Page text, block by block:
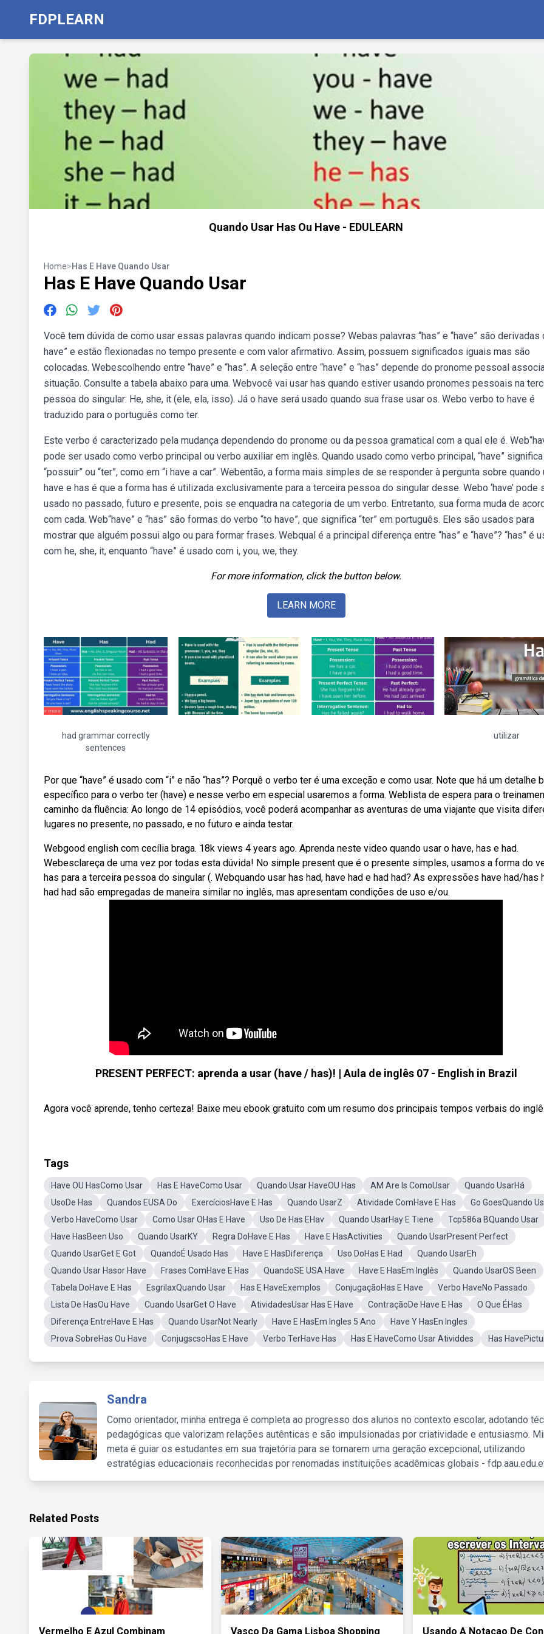
FDPLEARN
Quando Usar Has Ou Have - EDULEARN
Home>Has E Have Quando Usar
Has E Have Quando Usar
Você tem dúvida de como usar essas palavras quando indicam posse? Webas palavras “has” e “have” são derivadas
have” e estão flexionadas no tempo presente e com valor afirmativo. Assim, possuem significados iguais mas são
colocadas. Webescolhendo entre “have” e “has”. A seleção entre “have” e “has” depende do pronome pessoal
situação. Consulte a tabela abaixo para uma. Webvocê vai usar has quando estiver usando pronomes pessoais na
pessoa do singular: He, she, it (ele, ela, isso). Já o have será usado quando sua frase usar os. Webo verbo to have é
traduzido para o português como ter.
Este verbo é caracterizado pela mudança dependendo do pronome ou da pessoa gramatical com a qual ele é.
pode ser usado como verbo principal ou verbo auxiliar em inglês. Quando usado como verbo principal, “have” significa
“possuir” ou “ter”, como em “i have a car”. Webentão, a forma mais simples de se responder à pergunta sobre quando
have e has é que a forma has é utilizada exclusivamente para a terceira pessoa do singular desse. Webo ‘have’ pode
usado no passado, futuro e presente, pois se enquadra na categoria de um verbo. Entretanto, sua forma muda de
com cada. Web“have” e “has” são formas do verbo “to have”, que significa “ter” em português. Eles são usados para
mostrar que alguém possui algo ou para formar frases. Webqual é a principal diferença entre “has” e “have”? “has” é
com he, she, it, enquanto “have” é usado com i, you, we, they.
For more information, click the button below.
LEARN MORE
had grammar correctly
sentences
utilizar
Por que “have” é usado com “i” e não “has”? Porquê o verbo ter é uma exceção e como usar. Note que há um detalhe
específico para o verbo ter (have) e nesse verbo em especial usaremos a forma. Weblista de espera para o
caminho da fluência: Ao longo de 14 episódios, você poderá acompanhar as aventuras de uma viajante que visita
lugares no presente, no passado, e no futuro e ainda testar.
Webgood english com cecília braga. 18k views 4 years ago. Aprenda neste video quando usar o have, has e had.
Webesclareça de uma vez por todas esta dúvida! No simple present que é o presente simples, usamos a forma do
has para a terceira pessoa do singular (. Webquando usar has had, have had e had had? As expressões have had/has
had had são empregadas de maneira similar no inglês, mas apresentam condições de uso e/ou.
PRESENT PERFECT: aprenda a usar (have / has)! | Aula de inglês 07 - English in Brazil
Agora você aprende, tenho certeza! Baixe meu ebook gratuito com um resumo dos principais tempos verbais do
Tags
Have OU HasComo Usar Has E HaveComo Usar Quando Usar HaveOU Has AM Are Is ComoUsar
Quando UsarHá
UsoDe Has
Quandos EUSA Do ExercíciosHave E Has Quando UsarZ Atividade ComHave E Has
Go GoesQuando
Verbo HaveComo Usar
Como Usar OHas E Have Uso De Has EHav Quando UsarHay E Tiene
Tcp586a BQuando Usar
Have HasBeen Uso
Quando UsarKY Regra DoHave E Has Have E HasActivities
Quando UsarPresent Perfect
Quando UsarGet E Got
QuandoÉ Usado Has Have E HasDiferença Uso DoHas E Had
Quando UsarEh
Quando Usar Hasor Have
Frases ComHave E Has QuandoSE USA Have Have E HasEm Inglês
Quando UsarOS Been
Tabela DoHave E Has
EsgrilaxQuando Usar Has E HaveExemplos ConjugaçãoHas E Have
Verbo HaveNo Passado
Lista De HasOu Have
Cuando UsarGet O Have AtividadesUsar Has E Have ContraçãoDe Have E Has
O Que ÉHas
Diferença EntreHave E Has
Quando UsarNot Nearly Have E HasEm Ingles 5 Ano
Have Y HasEn Ingles
Prova SobreHas Ou Have
ConjugscsoHas E Have Verbo TerHave Has Has E HaveComo Usar Atividdes Has
Sandra
Como orientador, minha entrega é completa ao progresso dos alunos no contexto escolar, adotando
pedagógicas que valorizam relações autênticas e são impulsionadas por criatividade e entusiasmo.
meta é guiar os estudantes em sua trajetória para se tornarem uma geração excepcional, utilizando
estratégias educacionais reconhecidas por renomadas instituições acadêmicas globais -
Related Posts
Vermelho E Azul Combinam Vasco Da Gama Lisboa Shopping Usando A Notacao De